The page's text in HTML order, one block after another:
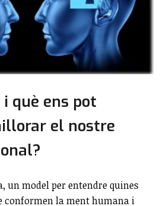
i què ens pot
el nostre
un model per entendre quines
conformen la ment humana i